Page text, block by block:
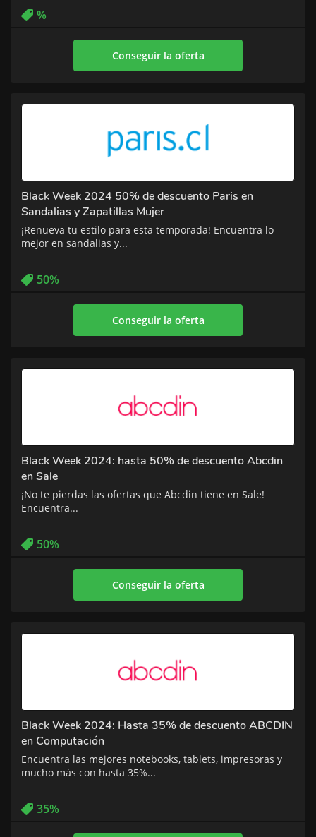
%
Conseguir la oferta
Black Week 2024 50% de descuento Paris en
Sandalias y Zapatillas Mujer
¡Renueva tu estilo para esta temporada! Encuentra lo
mejor en sandalias y...
50%
Conseguir la oferta
Black Week 2024: hasta 50% de descuento Abcdin
en Sale
¡No te pierdas las ofertas que Abcdin tiene en Sale!
Encuentra...
50%
Conseguir la oferta
Black Week 2024: Hasta 35% de descuento ABCDIN
en Computación
Encuentra las mejores notebooks, tablets, impresoras y
mucho más con hasta 35%...
35%